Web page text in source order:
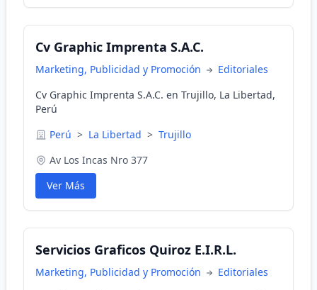
Cv Graphic Imprenta S.A.C.
Marketing, Publicidad y Promoción
Editoriales
Cv Graphic Imprenta S.A.C. en Trujillo, La Libertad,
Perú
Perú > La Libertad > Trujillo
Av Los Incas Nro 377
Ver Más
Servicios Graficos Quiroz E.I.R.L.
Marketing, Publicidad y Promoción
Editoriales